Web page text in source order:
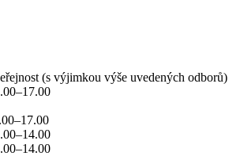
(s výjimkou výše uvedených odborů)